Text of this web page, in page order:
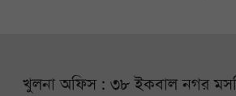
খুলনা অফিস : ৩৮ ইকবাল নগর